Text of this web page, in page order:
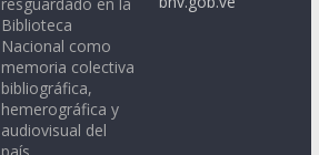
resguardado en la
Biblioteca
Nacional como
memoria colectiva
bibliográfica,
hemerográfica y
audiovisual del